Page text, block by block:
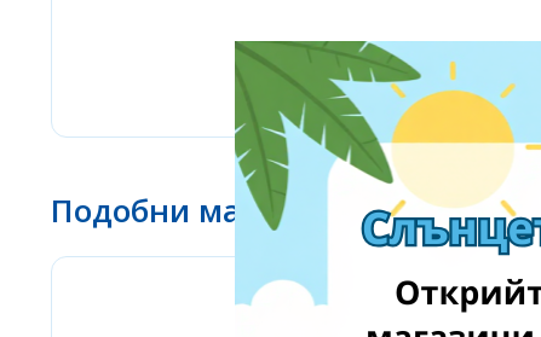
Подобни магазини